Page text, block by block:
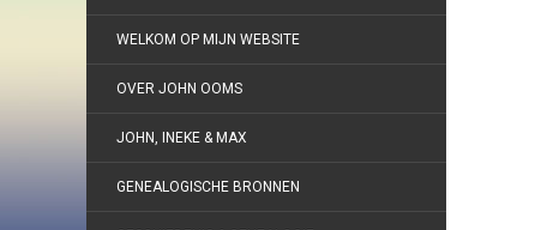
WELKOM OP MIJN WEBSITE
OVER JOHN OOMS
JOHN, INEKE & MAX
GENEALOGISCHE BRONNEN